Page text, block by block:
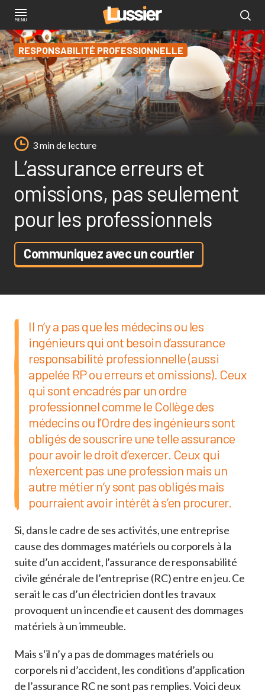
Aller
contenu
principalRESPONSABILITÉ PROFESSIONNELLE
3 min de lecture
L’assurance erreurs et
omissions, pas seulement
pour les professionnels
Communiquez avec un courtier
Il n’y a pas que les médecins ou les
ingénieurs qui ont besoin d’assurance
responsabilité professionnelle (aussi
appelée RP ou erreurs et omissions). Ceux
qui sont encadrés par un ordre
professionnel comme le Collège des
médecins ou l’Ordre des ingénieurs sont
obligés de souscrire une telle assurance
pour avoir le droit d’exercer. Ceux qui
n’exercent pas une profession mais un
autre métier n’y sont pas obligés mais
pourraient avoir intérêt à s’en procurer.
Si, dans le cadre de ses activités, une entreprise
cause des dommages matériels ou corporels à la
suite d’un accident, l’assurance de responsabilité
civile générale de l’entreprise (RC) entre en jeu. Ce
serait le cas d’un électricien dont les travaux
provoquent un incendie et causent des dommages
matériels à un immeuble.
Mais s‘il n’y a pas de dommages matériels ou
corporels ni d’accident, les conditions d’application
de l’assurance RC ne sont pas remplies. Voici deux